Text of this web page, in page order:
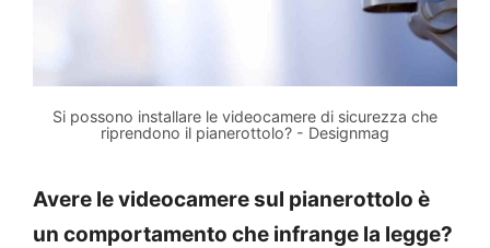
Si possono installare le videocamere di sicurezza che
riprendono il pianerottolo? - Designmag
Avere le videocamere sul pianerottolo è
un comportamento che infrange la legge?